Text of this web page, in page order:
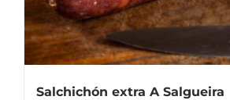
Salchichón extra A Salgueira